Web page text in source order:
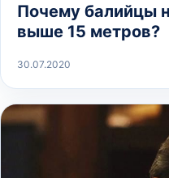
Почему балийцы
выше 15 метров?
30.07.2020